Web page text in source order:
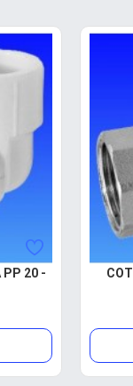
PP 20 -